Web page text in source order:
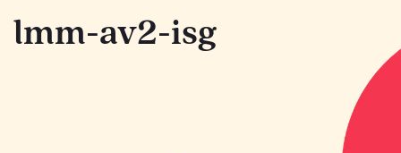
lmm-av2-isg